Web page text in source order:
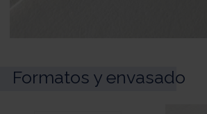
Formatos y envasado